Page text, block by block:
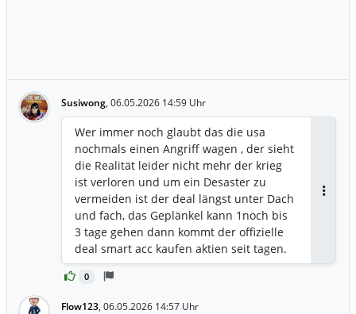
Susiwong, 06.05.2026 14:59 Uhr
0
Wer immer noch glaubt das die usa
nochmals einen Angriff wagen , der sieht
die Realität leider nicht mehr der krieg
ist verloren und um ein Desaster zu
vermeiden ist der deal längst unter Dach
und fach, das Geplänkel kann 1noch bis
3 tage gehen dann kommt der offizielle
deal smart acc kaufen aktien seit tagen.
Flow123, 06.05.2026 14:57 Uhr